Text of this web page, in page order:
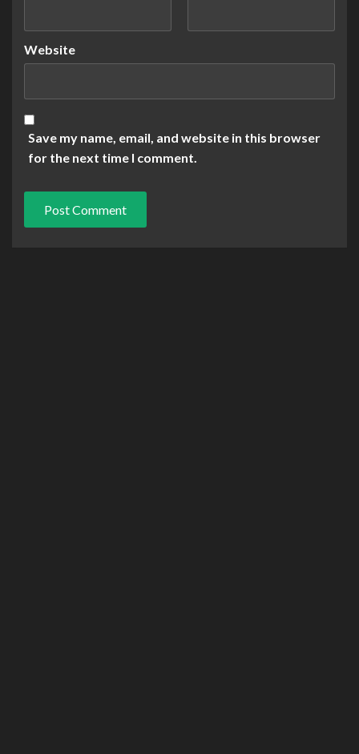
Website
Save my name, email, and website in this browser
for the next time I comment.